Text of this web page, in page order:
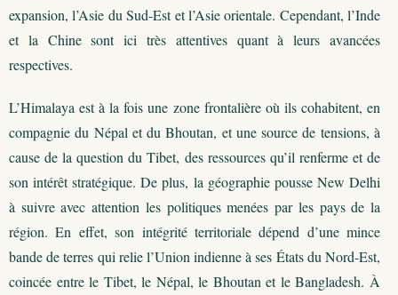
expansion, l’Asie du Sud-Est et l’Asie orientale. Cependant, l’Inde
et la Chine sont ici très attentives quant à leurs avancées
respectives.
L’Himalaya est à la fois une zone frontalière où ils cohabitent, en
compagnie du Népal et du Bhoutan, et une source de tensions, à
cause de la question du Tibet, des ressources qu’il renferme et de
son intérêt stratégique. De plus, la géographie pousse New Delhi
à suivre avec attention les politiques menées par les pays de la
région. En effet, son intégrité territoriale dépend d’une mince
bande de terres qui relie l’Union indienne à ses États du Nord-Est,
coincée entre le Tibet, le Népal, le Bhoutan et le Bangladesh. À